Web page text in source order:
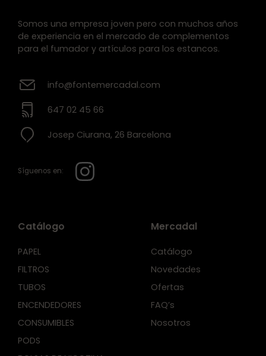
Somos una empresa joven pero con muchos años
de experiencia en el mercado de complementos
para el fumador y artículos para los estancos.
info@fontemercadal.com
647 02 45 66
Josep Ciurana, 26 Barcelona
Síguenos en:
Catálogo
PAPEL
FILTROS
TUBOS
ENCENDEDORES
CONSUMIBLES
PODS
Mercadal
Catálogo
Novedades
Ofertas
FAQ’s
Nosotros